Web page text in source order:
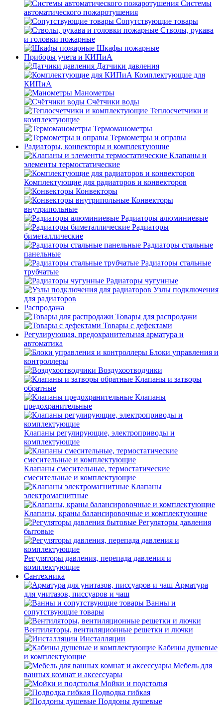
Системы
автоматического пожаротушения
Сопутствующие товары
Стволы, рукава
и головки пожарные
Шкафы пожарные
Приборы учета и КИПиА
Датчики давления
Комплектующие для
КИПиА
Манометры
Счётчики воды
Теплосчетчики и
комплектующие
Термоманометры
Термометры и оправы
Радиаторы, конвекторы и комплектующие
Клапаны и
элементы термостатические
Комплектующие для радиаторов и конвекторов
Конвекторы
Конвекторы
внутрипольные
Радиаторы алюминиевые
Радиаторы
биметаллические
Радиаторы стальные
панельные
Радиаторы стальные
трубчатые
Радиаторы чугунные
Узлы подключения
для радиаторов
Распродажа
Товары для распродажи
Товары с дефектами
Регулирующая, предохранительная арматура и
автоматика
Блоки управления и
контроллеры
Воздухоотводчики
Клапаны и затворы
обратные
Клапаны
предохранительные
Клапаны регулирующие, электроприводы и
комплектующие
Клапаны смесительные, термостатические
смесительные и комплектующие
Клапаны
электромагнитные
Клапаны, краны балансировочные и комплектующие
Регуляторы давления
бытовые
Регуляторы давления, перепада давления и
комплектующие
Сантехника
Арматура
для унитазов, писсуаров и чаш
Ванны и
сопутствующие товары
Вентиляторы, вентиляционные решетки и лючки
Инсталляции
Кабины душевые
и комплектующие
Мебель для
ванных комнат и аксессуары
Мойки и подстолья
Подводка гибкая
Поддоны душевые